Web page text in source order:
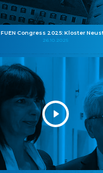
FUEN Congress 2025: Kloster
26.10.2025